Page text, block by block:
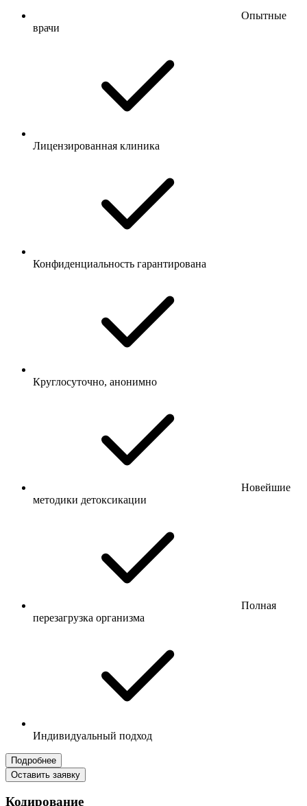
Опытные
врачи
Лицензированная клиника
Конфиденциальность гарантирована
Круглосуточно, анонимно
Новейшие
методики детоксикации
Полная
перезагрузка организма
Индивидуальный подход
Подробнее
Оставить заявку
Кодирование